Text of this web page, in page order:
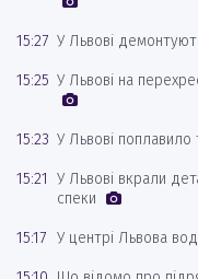
15:27 У Львові
15:25 У Львові на
15:23 У Львові поплавило
15:21 У Львові вкрали
спеки
15:17 У центрі Львова